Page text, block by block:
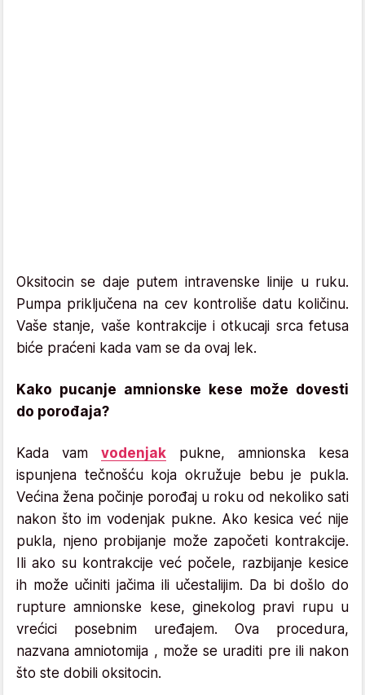
Oksitocin se daje putem intravenske linije u ruku.
Pumpa priključena na cev kontroliše datu količinu.
Vaše stanje, vaše kontrakcije i otkucaji srca fetusa
biće praćeni kada vam se da ovaj lek.
Kako pucanje amnionske kese može dovesti
do porođaja?
Kada vam vodenjak pukne, amnionska kesa
ispunjena tečnošću koja okružuje bebu je pukla.
Većina žena počinje porođaj u roku od nekoliko sati
nakon što im vodenjak pukne. Ako kesica već nije
pukla, njeno probijanje može započeti kontrakcije.
Ili ako su kontrakcije već počele, razbijanje kesice
ih može učiniti jačima ili učestalijim. Da bi došlo do
rupture amnionske kese, ginekolog pravi rupu u
vrećici posebnim uređajem. Ova procedura,
nazvana amniotomija , može se uraditi pre ili nakon
što ste dobili oksitocin.